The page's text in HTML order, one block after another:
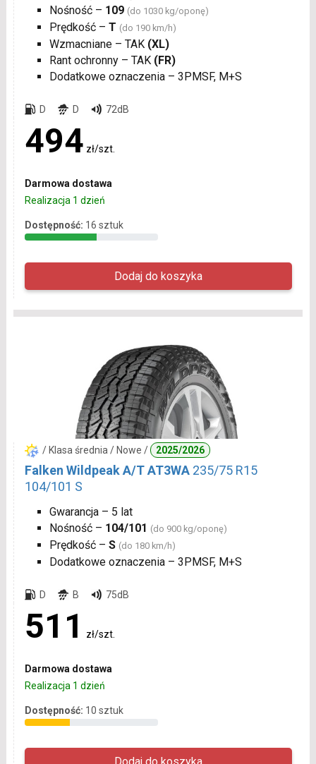
Nośność – 109 (do 1030 kg/oponę)
Prędkość – T (do 190 km/h)
Wzmacniane – TAK (XL)
Rant ochronny – TAK (FR)
Dodatkowe oznaczenia – 3PMSF, M+S
D D 72dB
494 zł/szt.
Darmowa dostawa
Realizacja 1 dzień
Dostępność: 16 sztuk
/ Klasa średnia / Nowe / 2025/2026
Falken Wildpeak A/T AT3WA 235/75 R15
104/101 S
Gwarancja – 5 lat
Nośność – 104/101 (do 900 kg/oponę)
Prędkość – S (do 180 km/h)
Dodatkowe oznaczenia – 3PMSF, M+S
D B 75dB
511 zł/szt.
Darmowa dostawa
Realizacja 1 dzień
Dostępność: 10 sztuk